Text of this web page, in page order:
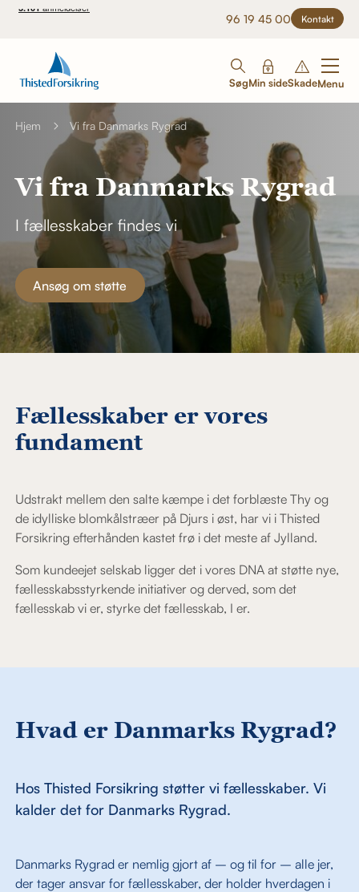
96 19 45 00 Kontakt
SøgMin sideSkadeMenu
Hjem Vi fra Danmarks Rygrad
Vi fra Danmarks Rygrad
I fællesskaber findes vi
Ansøg om støtte
Fællesskaber er vores
fundament
Udstrakt mellem den salte kæmpe i det forblæste Thy og
de idylliske blomkålstræer på Djurs i øst, har vi i Thisted
Forsikring efterhånden kastet frø i det meste af Jylland.
Som kundeejet selskab ligger det i vores DNA at støtte nye,
fællesskabsstyrkende initiativer og derved, som det
fællesskab vi er, styrke det fællesskab, I er.
Hvad er Danmarks Rygrad?
Hos Thisted Forsikring støtter vi fællesskaber. Vi
kalder det for Danmarks Rygrad.
Danmarks Rygrad er nemlig gjort af – og til for – alle jer,
der tager ansvar for fællesskaber, der holder hverdagen i